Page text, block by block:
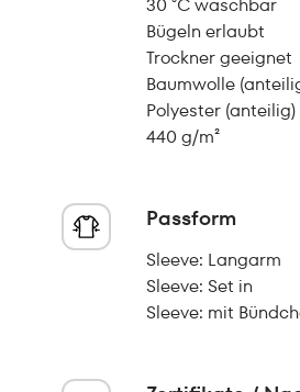
Bügeln erlaubt
Trockner geeignet
Baumwolle
Polyester (anteilig)
440 g/m²
Passform
Sleeve: Langarm
Sleeve: Set in
Sleeve: mit